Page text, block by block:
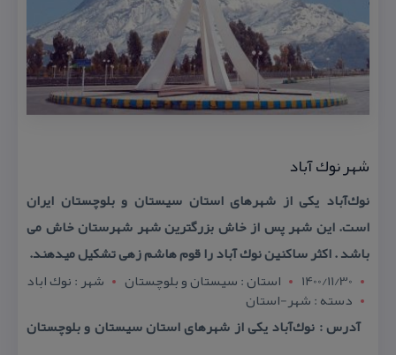
شهر نوك آباد
نوك‌آباد یكی از شهرهای استان سیستان و بلوچستان ایران
است. این شهر پس از خاش بزرگترین شهر شهرستان خاش می
باشد . اكثر ساكنین نوك آباد را قوم هاشم زهی تشكیل میدهند.
1400/11/30
استان : سيستان و بلوچستان شهر : نوك اباد
دسته : شهر-استان
آدرس : نوك‌آباد یكی از شهرهای استان سیستان و بلوچستان